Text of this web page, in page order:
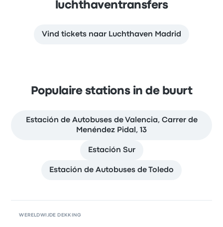
luchthaventransfers
Vind tickets naar Luchthaven Madrid
Populaire stations in de buurt
Estación de Autobuses de Valencia, Carrer de
Menéndez Pidal, 13
Estación Sur
Estación de Autobuses de Toledo
WERELDWIJDE DEKKING